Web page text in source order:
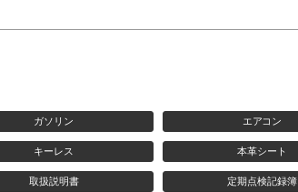
ガソリン エアコン
キーレス 本革シート
取扱説明書 定期点検記録簿